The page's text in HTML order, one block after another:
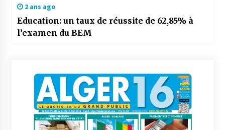
2 ans ago
Education: un taux de réussite de 62,85% à
l’examen du BEM